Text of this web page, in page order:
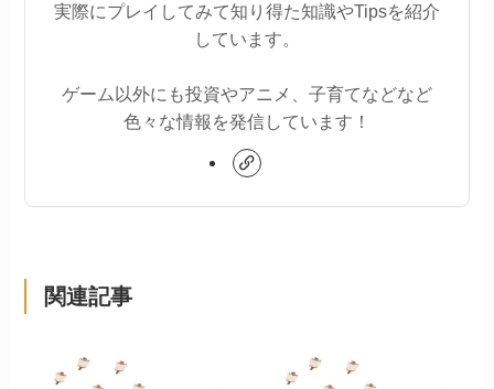
実際にプレイしてみて知り得た知識やTipsを紹介
しています。
ゲーム以外にも投資やアニメ、子育てなどなど
色々な情報を発信しています！
関連記事